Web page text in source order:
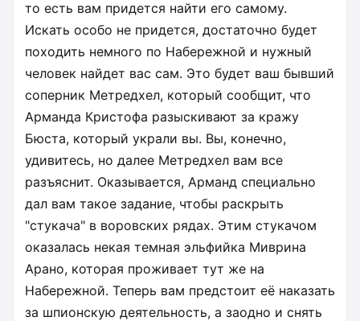
то есть вам придется найти его самому.
Искать особо не придется, достаточно будет
походить немного по Набережной и нужный
человек найдет вас сам. Это будет ваш бывший
соперник Метредхел, который сообщит, что
Арманда Кристофа разыскивают за кражу
Бюста, который украли вы. Вы, конечно,
удивитесь, но далее Метредхел вам все
разъяснит. Оказывается, Арманд специально
дал вам такое задание, чтобы раскрыть
"стукача" в воровских рядах. Этим стукачом
оказалась некая темная эльфийка Миврина
Арано, которая проживает тут же на
Набережной. Теперь вам предстоит её наказать
за шпионскую деятельность, а заодно и снять